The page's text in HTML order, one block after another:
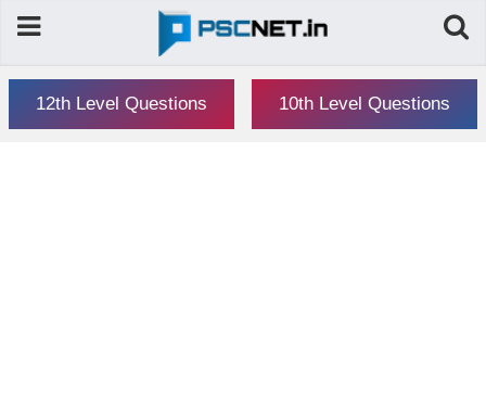
12th Level Questions 10th Level Questions